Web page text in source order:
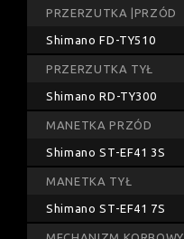
PRZERZUTKA |PRZÓD
Shimano FD-TY510
PRZERZUTKA TYŁ
Shimano RD-TY300
MANETKA PRZÓD
Shimano ST-EF41 3S
MANETKA TYŁ
Shimano ST-EF41 7S